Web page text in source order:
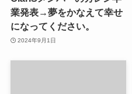
業発表→夢をかなえて幸せ
になってください。
2024年9月1日